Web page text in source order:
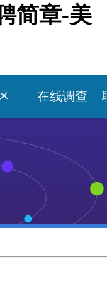
简章-美
在线调查